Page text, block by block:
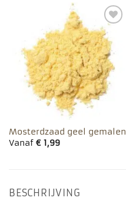
Toevoegen
aan
favorieten
Mosterdzaad geel gemalen
Vanaf €1,99
BESCHRIJVING